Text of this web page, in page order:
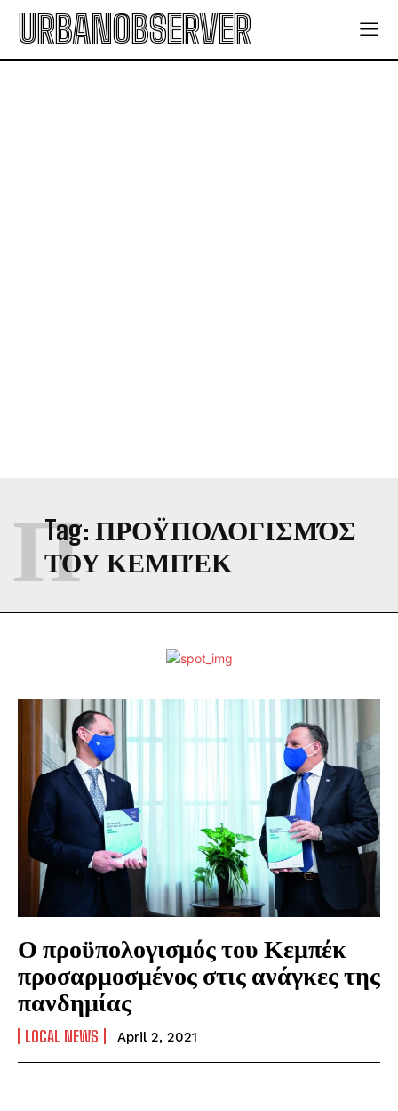
URBANOBSERVER
Tag: ΠΡΟΫΠΟΛΟΓΙΣΜΌΣ
ΤΟΥ ΚΕΜΠΈΚ
Π
Ο προϋπολογισμός του Κεμπέκ
προσαρμοσμένος στις ανάγκες της
πανδημίας
LOCAL NEWS April 2, 2021